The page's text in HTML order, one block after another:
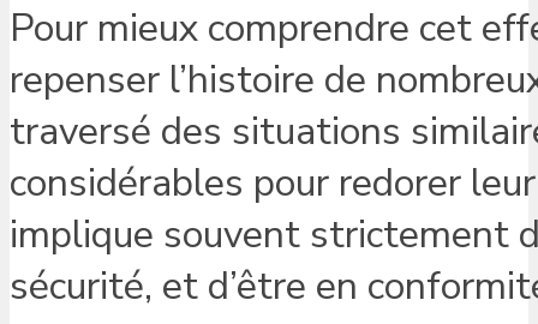
Pour mieux comprendre cet
repenser l’histoire de
traversé des situations
considérables pour redorer
implique souvent strictement
sécurité, et d’être en